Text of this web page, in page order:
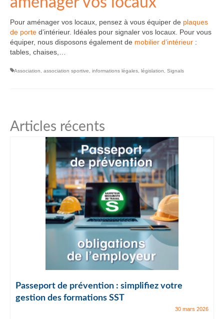
Pour aménager vos locaux, pensez à vous équiper de plaques
de porte d’intérieur. Idéales pour signaler vos locaux. Pour vous
équiper, nous disposons également de mobilier d’intérieur :
tables, chaises,…
Association association sportive informations légales législation Signals
Articles récents
Passeport de prévention : simplifiez votre
gestion des formations SST
30 mars 2026